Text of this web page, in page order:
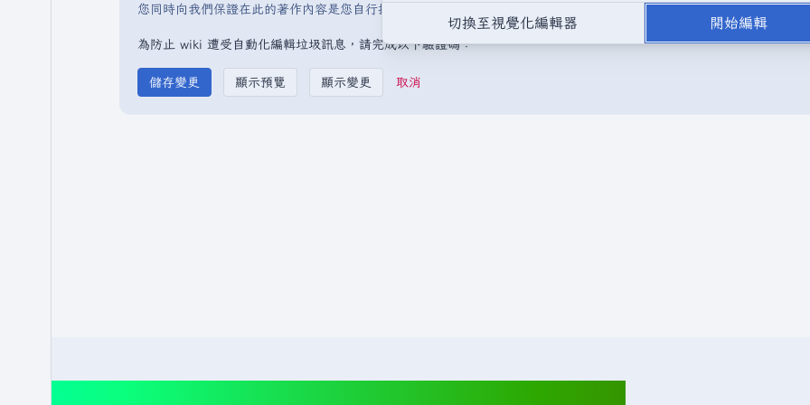
您同時向我們保證在此的著作內容是您自行撰寫，或是取自不受版權保護的公開領域或自由資源。請勿在未經授權的情況
為防止 wiki 遭受自動化編輯垃圾訊息，請完成以下驗證碼：
取消
切換至視覺化編輯器 開始編輯